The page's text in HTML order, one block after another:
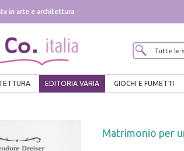
in arte e architettura
EDITORIA VARIA GIOCHI E FUMETTI
Matrimonio per